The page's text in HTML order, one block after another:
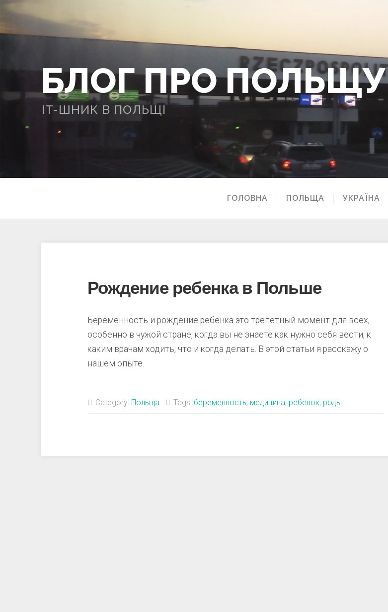
БЛОГ ПРО ПОЛЬЩУ
IT-ШНИК В ПОЛЬЩІ
ГОЛОВНА ПОЛЬЩА УКРАЇНА
Рождение ребенка в Польше
Беременность и рождение ребенка это трепетный момент для всех,
особенно в чужой стране, когда вы не знаете как нужно себя вести, к
каким врачам ходить, что и когда делать. В этой статьи я расскажу о
нашем опыте.
Category: Польща Tags: беременность, медицина, ребенок, роды